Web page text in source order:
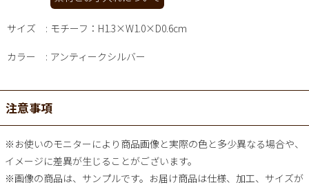
サイズ モチーフ：H1.3×W1.0×D0.6cm
カラー アンティークシルバー
注意事項
※お使いのモニターにより商品画像と実際の色と多少異なる場合や、
イメージに差異が生じることがございます。
※画像の商品は、サンプルです。お届け商品は仕様、加工、サイズが